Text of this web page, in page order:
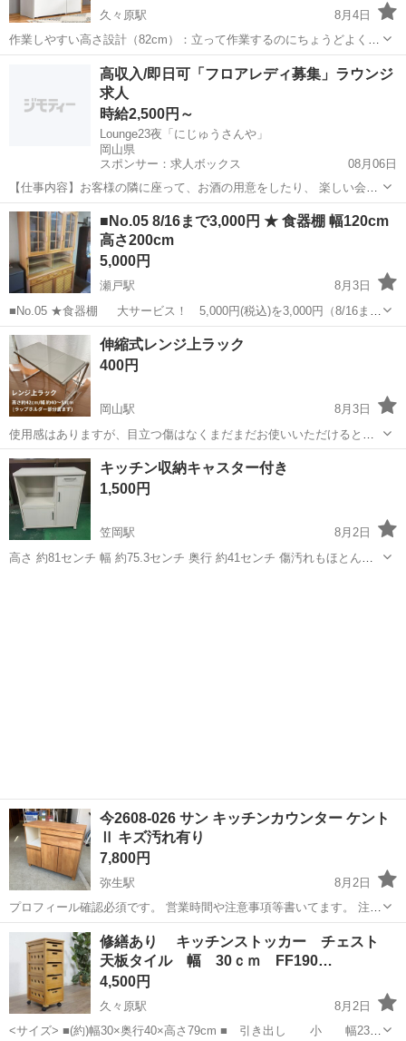
久々原駅
8月4日
作業しやすい高さ設計（82cm）：立って作業するのにちょうどよく、
毎日の家事ストレスを軽減します。 充実の収納力：スッキリ隠せる引
き出し収納と、スライド棚でキッチン周りを整理整頓。 お手入れ簡
単：天板には合成樹脂...
岡山市 久々原駅 収納家具 アウトレット
高収入/即日可「フロアレディ募集」ラウンジ
求人
時給2,500円～
Lounge23夜「にじゅうさんや」
岡山県
スポンサー：求人ボックス
08月06日
【仕事内容】お客様の隣に座って、お酒の用意をしたり、 楽しい会話
でのおもてなしをお願いします。 当店のお客様は、夜の遊びに慣れて
いる方ばかり。 紳士的な方が多いため、安心してお仕事ができる環境
です ノルマ等もないからこそ、 ストレ...
アルバイト・パート
■No.05 8/16まで3,000円 ★ 食器棚 幅120cm
高さ200cm
5,000円
瀬戸駅
8月3日
■No.05 ★食器棚 大サービス！ 5,000円(税込)を3,000円（8/16ま
で）に値下げします。 食器棚 台所のリフォームに伴い出品します。
サイズ、棚などは、以下の通りです。 全体サイズ...
岡山 赤磐市 瀬戸駅 収納家具
伸縮式レンジ上ラック
400円
岡山駅
8月3日
使用感はありますが、目立つ傷はなくまだまだお使いいただけると思
います。 ラップホルダーは幅6.5cm程です。 ラップホルダーが固定さ
れず、当たるといちいち落ちてしまい、使いにくさを感じたので買い
替えました。 ラップホルダーが...
岡山 岡山市 収納家具
キッチン収納キャスター付き
1,500円
笠岡駅
8月2日
高さ 約81センチ 幅 約75.3センチ 奥行 約41センチ 傷汚れもほとんど
今2608-026 サン キッチンカウンター ケント
Ⅱ キズ汚れ有り
7,800円
弥生駅
8月2日
プロフィール確認必須です。 営業時間や注意事項等書いてます。 注意
⚠️ 当店はリサイクルショップの為、原則として 返品・交換や修理等の
対応は致しかねます。 家電等に関しましては、ご購入から３日以内に
商品の不備や故障があっ...
岡山 倉敷市 弥生駅 収納家具 キッチンカウンター
修繕あり キッチンストッカー チェスト
天板タイル 幅 30ｃｍ FF190…
4,500円
久々原駅
8月2日
<サイズ> ■(約)幅30×奥行40×高さ79cm ■ 引き出し 小 幅23×